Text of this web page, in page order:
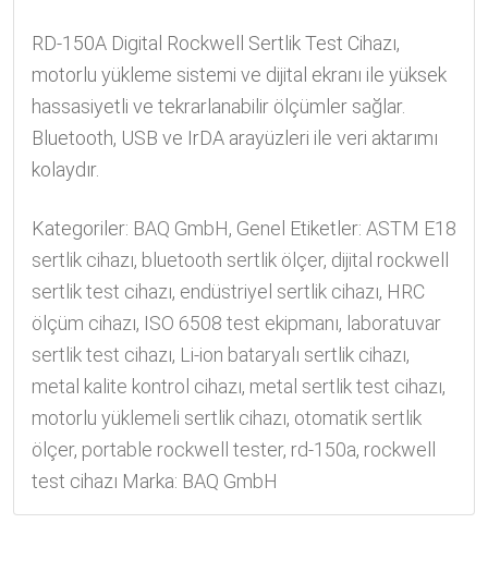
RD-150A Digital Rockwell Sertlik Test Cihazı,
motorlu yükleme sistemi ve dijital ekranı ile yüksek
hassasiyetli ve tekrarlanabilir ölçümler sağlar.
Bluetooth, USB ve IrDA arayüzleri ile veri aktarımı
kolaydır.
Kategoriler: BAQ GmbH, Genel Etiketler: ASTM E18
sertlik cihazı, bluetooth sertlik ölçer, dijital rockwell
sertlik test cihazı, endüstriyel sertlik cihazı, HRC
ölçüm cihazı, ISO 6508 test ekipmanı, laboratuvar
sertlik test cihazı, Li-ion bataryalı sertlik cihazı,
metal kalite kontrol cihazı, metal sertlik test cihazı,
motorlu yüklemeli sertlik cihazı, otomatik sertlik
ölçer, portable rockwell tester, rd-150a, rockwell
test cihazı Marka: BAQ GmbH